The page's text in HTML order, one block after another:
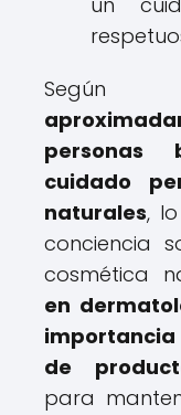
Según
personas
cuidado
naturales,
conciencia
cosmética
en
importancia
de
para